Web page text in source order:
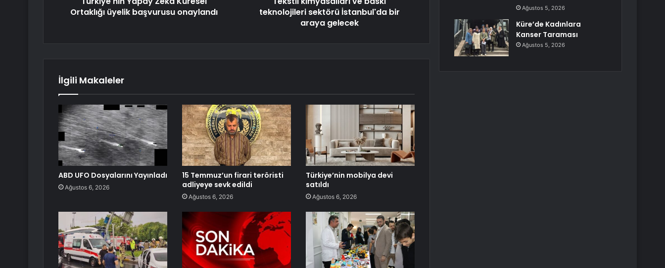
Ortaklığı üyelik başvurusu onaylandı
teknolojileri sektörü İstanbul'da bir
araya gelecek
İlgili Makaleler
ABD UFO Dosyalarını Yayınladı
Ağustos 6, 2026
15 Temmuz’un firari teröristi
adliyeye sevk edildi
Ağustos 6, 2026
Türkiye’nin mobilya devi
satıldı
Ağustos 6, 2026
Ağustos 5, 2026
Küre’de Kadınlara
Kanser Taraması
Ağustos 5, 2026